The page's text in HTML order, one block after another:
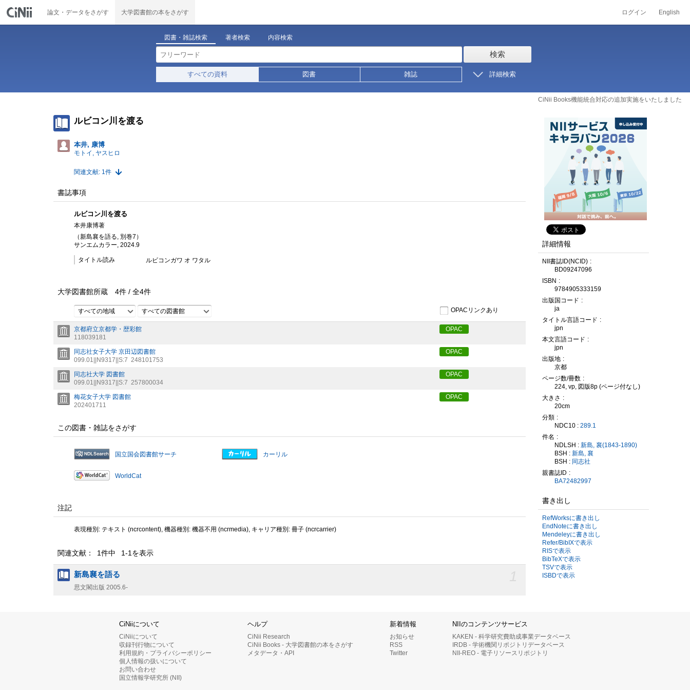
論文・データをさがす 大学図書館の本をさがす ログイン English
図書・雑誌検索 著者検索 内容検索
検索
すべての資料 図書 雑誌 詳細検索
CiNii Books機能統合対応の追加実施をいたしました
ルビコン川を渡る
本井, 康博
モトイ, ヤスヒロ
関連文献: 1件
書誌事項
ルビコン川を渡る
本井康博著
（新島襄を語る, 別巻7）
サンエムカラー, 2024.9
タイトル読み ルビコンガワ オ ワタル
大学図書館所蔵 4件 / 全4件
すべての地域 すべての図書館 OPACリンクあり
京都府立京都学・歴彩館
118039181
OPAC
同志社女子大学 京田辺図書館
099.01||N9317||S:7 248101753
OPAC
同志社大学 図書館
099.01||N9317||S:7 257800034
OPAC
梅花女子大学 図書館
202401711
OPAC
この図書・雑誌をさがす
国立国会図書館サーチ カーリル
WorldCat
注記
表現種別: テキスト (ncrcontent), 機器種別: 機器不用 (ncrmedia), キャリア種別: 冊子 (ncrcarrier)
関連文献： 1件中 1-1を表示
新島襄を語る
思文閣出版 2005.6-
詳細情報
NII書誌ID(NCID)
BD09247096
ISBN
9784905333159
出版国コード
ja
タイトル言語コード
jpn
本文言語コード
jpn
出版地
京都
ページ数/冊数
224, vp, 図版8p (ページ付なし)
大きさ
20cm
分類
NDC10 : 289.1
件名
NDLSH : 新島, 襄(1843-1890)
BSH : 新島, 襄
BSH : 同志社
親書誌ID
BA72482997
書き出し
RefWorksに書き出し
EndNoteに書き出し
Mendeleyに書き出し
Refer/BibIXで表示
RISで表示
BibTeXで表示
TSVで表示
ISBDで表示
CiNiiについて
CiNiiについて
収録刊行物について
利用規約・プライバシーポリシー
個人情報の扱いについて
お問い合わせ
国立情報学研究所 (NII)
ヘルプ
CiNii Research
CiNii Books - 大学図書館の本をさがす
メタデータ・API
新着情報
お知らせ
RSS
Twitter
NIIのコンテンツサービス
KAKEN - 科学研究費助成事業データベース
IRDB - 学術機関リポジトリデータベース
NII-REO - 電子リソースリポジトリ